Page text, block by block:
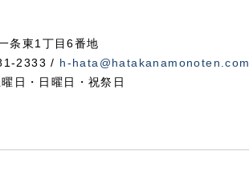
条東1丁目6番地
2333 / h-hata@hatakanamonoten.com
日・日曜日・祝祭日